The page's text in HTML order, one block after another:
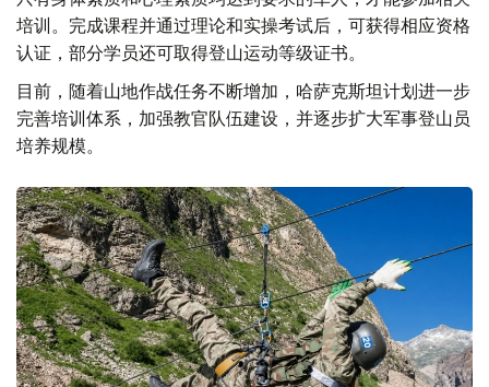
培训。完成课程并通过理论和实操考试后，可获得相应资格
认证，部分学员还可取得登山运动等级证书。
目前，随着山地作战任务不断增加，哈萨克斯坦计划进一步
完善培训体系，加强教官队伍建设，并逐步扩大军事登山员
培养规模。